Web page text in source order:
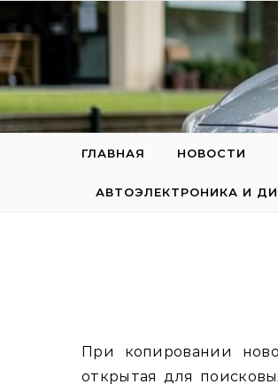
Перейти к содержимому
ГЛАВНАЯ НОВОСТИ
АВТОЭЛЕКТРОНИКА И
При копировании новостных материалов для интернет-изданий обязательна прямая
открытая для